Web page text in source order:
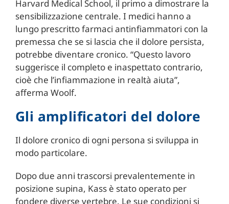
Harvard Medical School, il primo a dimostrare la
sensibilizzazione centrale. I medici hanno a
lungo prescritto farmaci antinfiammatori con la
premessa che se si lascia che il dolore persista,
potrebbe diventare cronico. “Questo lavoro
suggerisce il completo e inaspettato contrario,
cioè che l’infiammazione in realtà aiuta”,
afferma Woolf.
Gli amplificatori del dolore
Il dolore cronico di ogni persona si sviluppa in
modo particolare.
Dopo due anni trascorsi prevalentemente in
posizione supina, Kass è stato operato per
fondere diverse vertebre. Le sue condizioni si